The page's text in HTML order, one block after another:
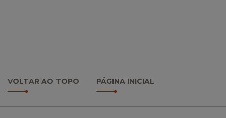
VOLTAR AO TOPO PÁGINA INICIAL